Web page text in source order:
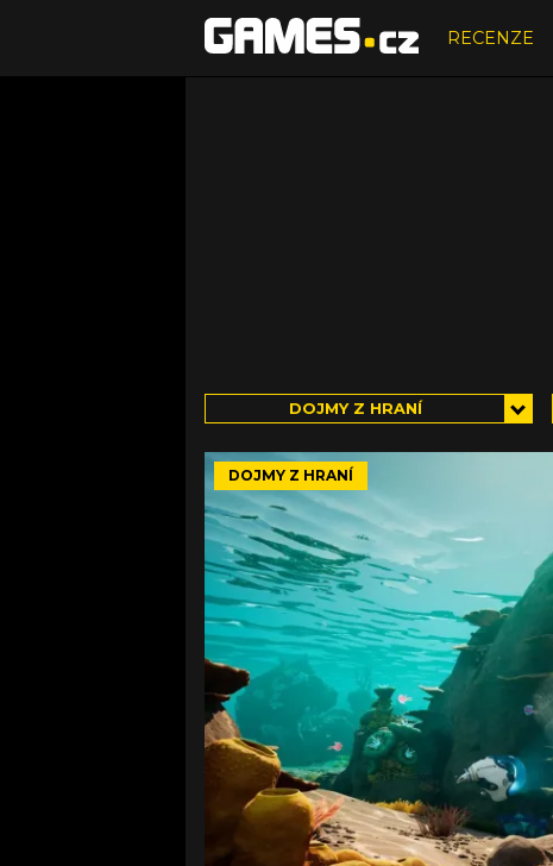
RECENZE
DOJMY Z HRANÍ
DOJMY Z HRANÍ